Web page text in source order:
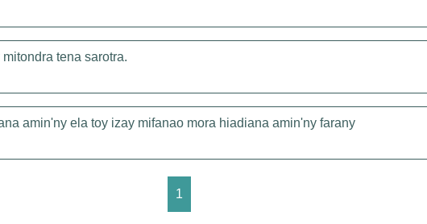
tena sarotra.
amin'ny ela toy izay mifanao mora hiadiana amin'ny farany
1